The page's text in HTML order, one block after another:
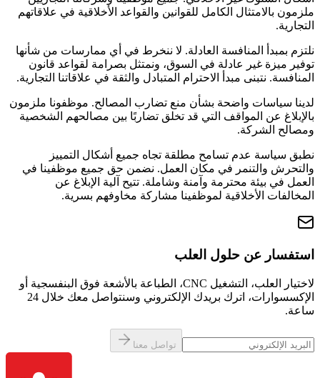
ملزمون بالامتثال الكامل للقوانين والقواعد الأخلاقية في علاقاتهم
التجارية.
نلتزم بمبدأ المنافسة العادلة. لا ننخرط في أي ممارسات من شأنها
توفير ميزة غير عادلة في السوق، ونمتثل بصرامة لقواعد قانون
المنافسة. نتبنى مبدأ الاحترام المتبادل والثقة في علاقاتنا التجارية.
لدينا سياسات واضحة بشأن منع تضارب المصالح. موظفونا ملزمون
بالإبلاغ عن المواقف التي قد تخلق تضاربًا بين مصالحهم الشخصية
ومصالح الشركة.
نطبق سياسة عدم تسامح مطلقة تجاه جميع أشكال التمييز
والتحرش والتنمر في مكان العمل. نضمن حق جميع موظفينا في
العمل في بيئة محترمة وآمنة وشاملة. تتيح آلية الإبلاغ عن
المخالفات الأخلاقية لموظفينا مشاركة مخاوفهم بسرية.
استفسار عن حلول العلب
لاختيار العلب، التشغيل CNC، الطباعة بالأشعة فوق البنفسجية أو
الإكسسوارات، اترك بريدك الإلكتروني وسنتواصل معك خلال 24
ساعة.
تواصل معنا